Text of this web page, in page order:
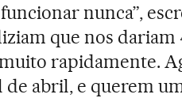
nunca”,
que nos dariam
rapidamente.
de abril, e querem